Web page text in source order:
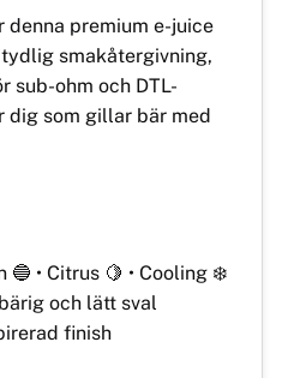
denna premium e-juice
smakåtergivning,
sub-ohm och DTL-
dig som gillar bär med
🔵 • Citrus 🍋 • Cooling ❄️
och lätt sval
finish